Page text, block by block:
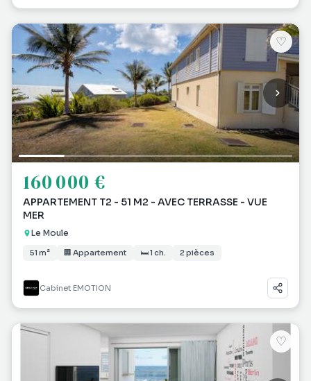
♡
160 000 €
APPARTEMENT T2 - 51 M2 - AVEC TERRASSE - VUE
MER
Le Moule
51 m² 🏢 Appartement 🛏 1 ch. 2 pièces
Cabinet EMOTION
♡